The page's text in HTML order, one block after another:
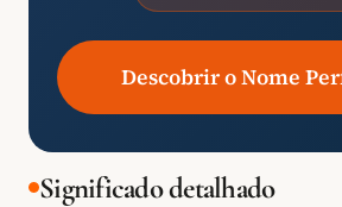
Descobrir o Nome
Significado detalhado